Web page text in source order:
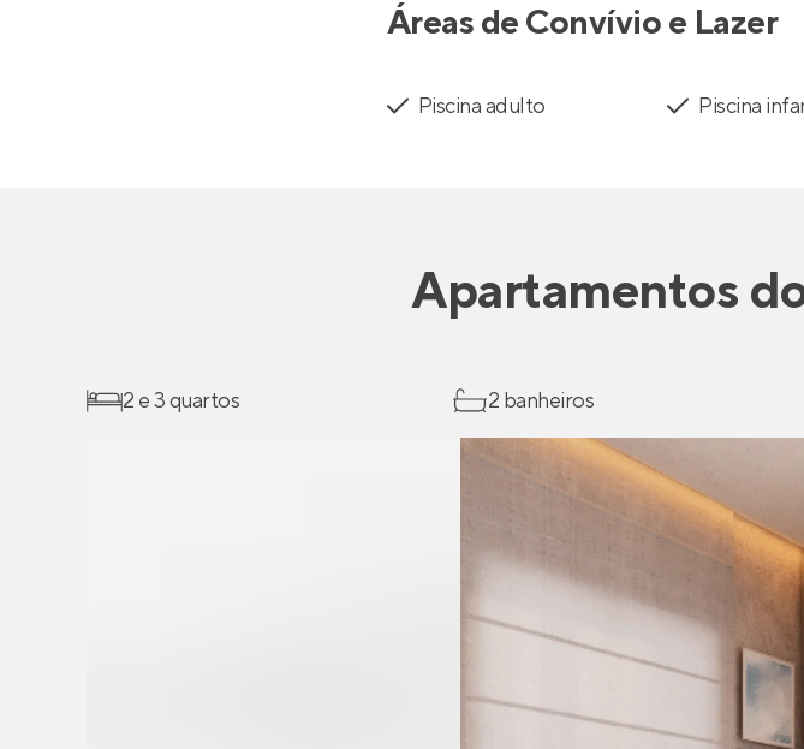
Áreas de Convívio e Lazer
Piscina adulto Piscina
Apartamentos
2 e 3 quartos 2 banheiros